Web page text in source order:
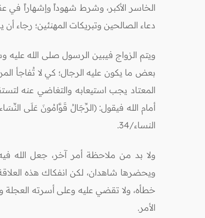
الخاسر الأكبر، وشرط شهوداً وإشهاراً
دعاء الصالحين وتبريكات المهنئين؛ رجاء أن
ويتم الزواج فيبين الرسول صلى الله عليه
بعض ما يكون عليه الرجال؛ كي لا تُفاجأ
المعتاد يجب استيعابه والتغاضي عنه
أمام الله فيقول: (الرِّجَالُ قَوَّامُونَ عَلَى
النساء/34.
ولا بد من ملاحظة أمر آخر، جعل الله
ويحضرها شاهدان، لكن انفكاك هذه
خطأه، ولا تقضي عليه وعلى أسرته العجلة
الأمر.